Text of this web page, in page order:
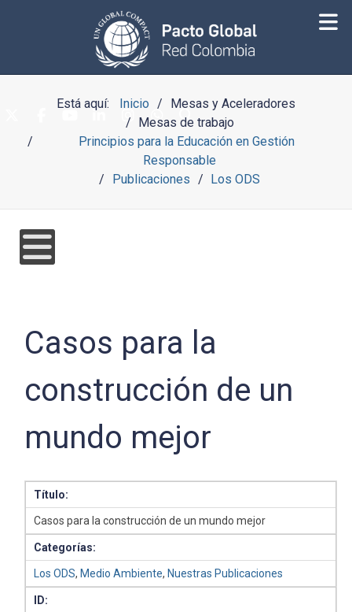
Está aquí: Inicio
Mesas y Aceleradores
Mesas de trabajo
Principios para la Educación en Gestión
Responsable
Publicaciones
Los ODS
Casos para la
construcción de un
mundo mejor
Título:
Casos para la construcción de un mundo mejor
Categorías:
Los ODS, Medio Ambiente, Nuestras Publicaciones
ID: